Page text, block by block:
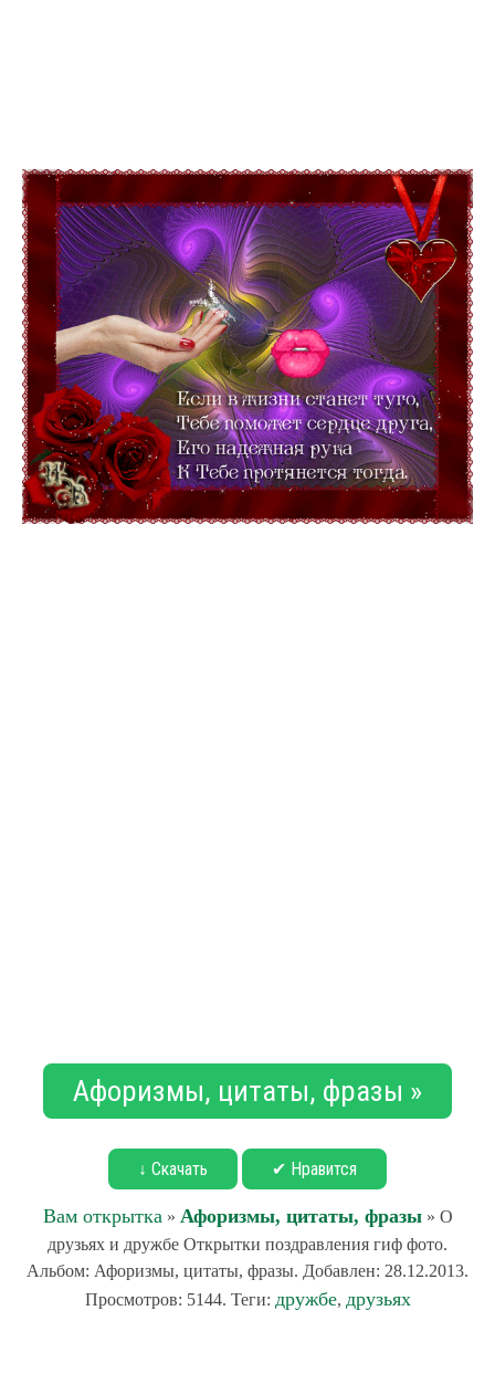
Афоризмы, цитаты, фразы »
↓ Скачать ✔ Нравится
Вам открытка » Афоризмы, цитаты, фразы» О
друзьях и дружбе Открытки поздравления гиф фото.
Альбом: Афоризмы, цитаты, фразы. Добавлен: 28.12.2013.
Просмотров: 5144. Теги: дружбе, друзьях